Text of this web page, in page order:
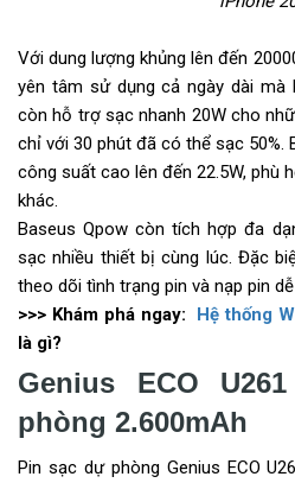
Với dung lượng khủng lên đến
yên tâm sử dụng cả ngày dài mà
còn hỗ trợ sạc nhanh 20W cho
chỉ với 30 phút đã có thể sạc 50%.
công suất cao lên đến 22.5W, phù
khác.
Baseus Qpow còn tích hợp đa
sạc nhiều thiết bị cùng lúc. Đặc
theo dõi tình trạng pin và nạp pin
>>> Khám phá ngay:
Hệ thống
là gì?
Genius ECO
phòng 2.600mAh
Pin sạc dự phòng Genius ECO